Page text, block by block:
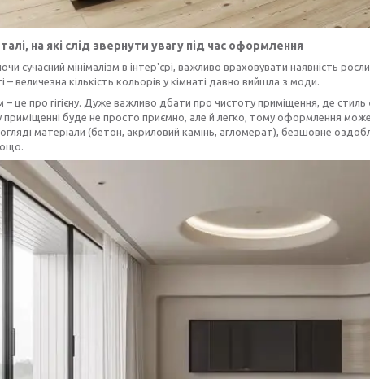
на які слід звернути увагу під час оформлення
сучасний мінімалізм в інтер'єрі, важливо враховувати наявність
– величезна кількість кольорів у кімнаті давно вийшла з моди.
– це про гігієну. Дуже важливо дбати про чистоту приміщення, де
приміщенні буде не просто приємно, але й легко, тому оформлення
матеріали (бетон, акриловий камінь, агломерат), безшовне